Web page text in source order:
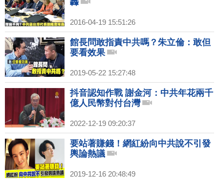
轟
2016-04-19 15:51:26
館長問敢指責中共嗎？朱立倫：敢但
要看效果
2019-05-22 15:27:48
抖音認知作戰 謝金河：中共年花兩千
億人民幣對付台灣
2022-12-19 09:20:37
要站著賺錢！網紅紛向中共說不引發
輿論熱議
2019-12-16 20:48:49